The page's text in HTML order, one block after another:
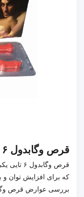
قرص وگابدول ۶ تایی
قرص
که برای افزایش توان
بررسی عوارض قرص